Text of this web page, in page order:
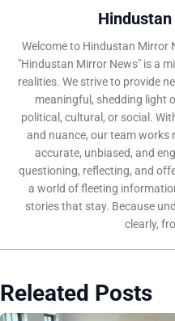
Welcome to Hindustan Mirror
"Hindustan Mirror News" is a
realities. We strive to provide
meaningful, shedding light
political, cultural, or social.
and nuance, our team works
accurate, unbiased, and
questioning, reflecting, and
a world of fleeting
stories that stay. Because
clearly,
Releated Posts